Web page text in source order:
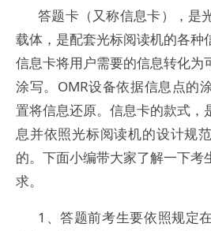
答题卡（又称信息卡），是
载体，是配套光标阅读机的各种
信息卡将用户需要的信息转化为
涂写。OMR设备依据信息点的
置将信息还原。信息卡的款式，
息并依照光标阅读机的设计规
的。下面小编带大家了解一下考
求。
1、答题前考生要依照规定